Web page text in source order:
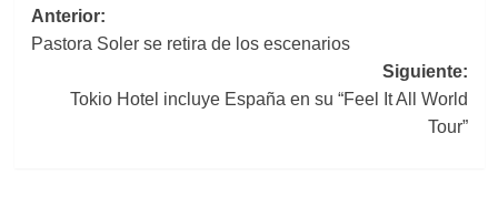
Navegación
de
entradas
Anterior:
Pastora Soler se retira de los escenarios
Siguiente:
Tokio Hotel incluye España en su “Feel It All World
Tour”